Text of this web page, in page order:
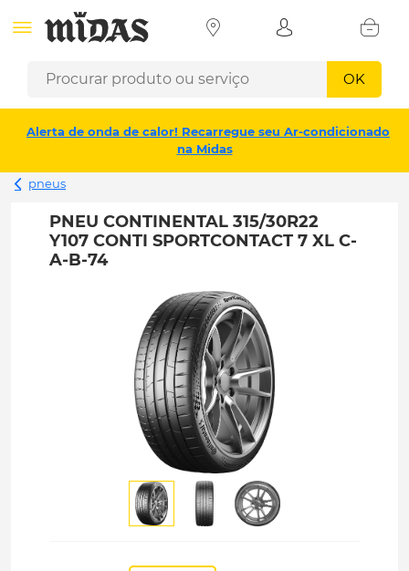
OK
Alerta de onda de calor! Recarregue seu Ar-condicionado
na Midas
pneus
PNEU CONTINENTAL 315/30R22
Y107 CONTI SPORTCONTACT 7 XL C-
A-B-74